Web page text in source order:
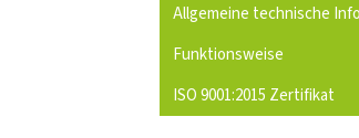
Allgemeine technische
Funktionsweise
ISO 9001:2015 Zertifikat